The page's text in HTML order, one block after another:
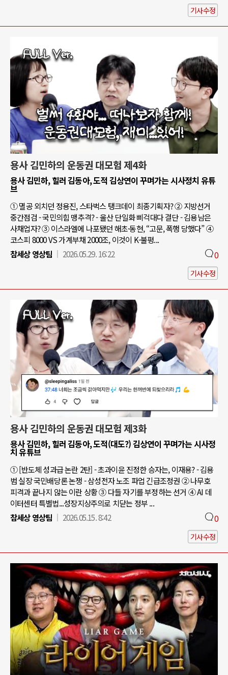
기사수정
용사 김민하의 운동권 대모험 제4화
용사 김민하, 힐러 김동아, 도적 김상연이 꾸며가는 시사정치 유튜
브
① 멸공 외치던 정용진, 스타벅스 탱크데이 최종기획자? ② 지방선거
중간점검 - 국민의힘 맹추격? - 울산 단일화 삐걱대다 결단 - 김용남은
사채업자? ③ 이스라엘에 나포됐던 해초·동현, “고문, 폭행 당했다” ④
코스피 8000 VS 가계부채 2000조, 이것이 K-불평...
참세상 영상팀
2026.05.29. 16:22 0
기사수정
용사 김민하의 운동권 대모험 제3화
용사 김민하, 힐러 김동아, 도적(대도?) 김상연이 꾸며가는 시사정
치 유튜브
① [반도체 성과급 논란 2탄] - 초과이윤 진정한 승자는, 이재용? - 김용
범 실장 국민배당론 논쟁 - 삼성전자 노조 파업 긴급조정권 ② 나무호
피격과 끝나지 않는 이란 상황 ③ 다들 자기를 부정하는 선거 ④ AI 데
이터센터 특별법...성장지상주의로 치닫는 정부 ...
참세상 영상팀
2026.05.15. 8:42 0
기사수정